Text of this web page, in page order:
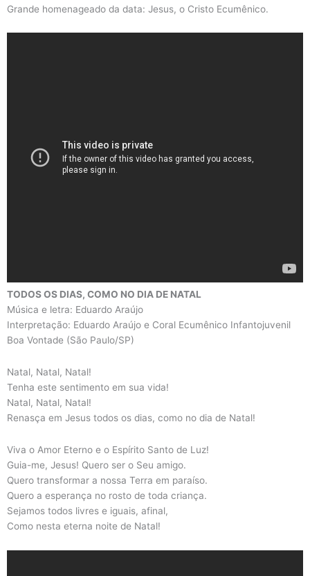
Grande homenageado da data: Jesus, o Cristo Ecumênico.
TODOS OS DIAS, COMO NO DIA DE NATAL
Música e letra: Eduardo Araújo
Interpretação: Eduardo Araújo e Coral Ecumênico Infantojuvenil
Boa Vontade (São Paulo/SP)
Natal, Natal, Natal!
Tenha este sentimento em sua vida!
Natal, Natal, Natal!
Renasça em Jesus todos os dias, como no dia de Natal!
Viva o Amor Eterno e o Espírito Santo de Luz!
Guia-me, Jesus! Quero ser o Seu amigo.
Quero transformar a nossa Terra em paraíso.
Quero a esperança no rosto de toda criança.
Sejamos todos livres e iguais, afinal,
Como nesta eterna noite de Natal!